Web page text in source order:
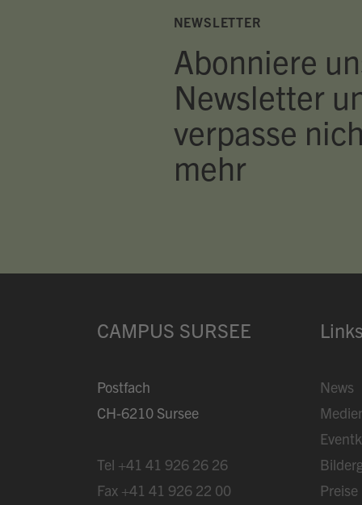
NEWSLETTER
Abonniere
Newsletter
verpasse
mehr
CAMPUS SURSEE
Postfach
CH-6210 Sursee
Tel +41 41 926 26 26
Fax +41 41 926 22 00
News
Preise